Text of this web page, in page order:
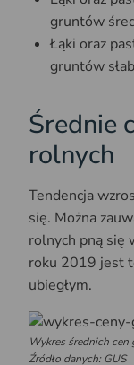
gruntów
Łąki oraz
gruntów
Średnie
rolnych
Tendencja
się. Można
rolnych pną się
roku 2019 jest
ubiegłym.
Wykres średnich
Źródło danych: GUS